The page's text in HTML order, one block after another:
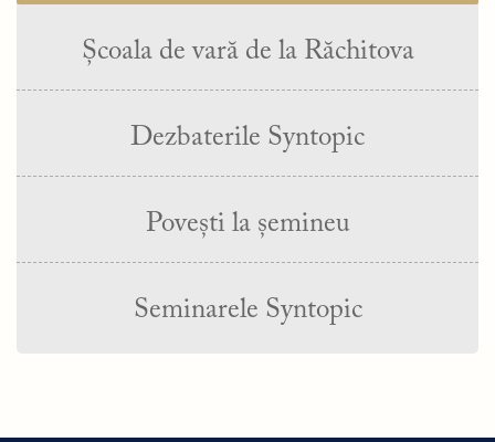
Școala de vară de la Răchitova
Dezbaterile Syntopic
Povești la șemineu
Seminarele Syntopic